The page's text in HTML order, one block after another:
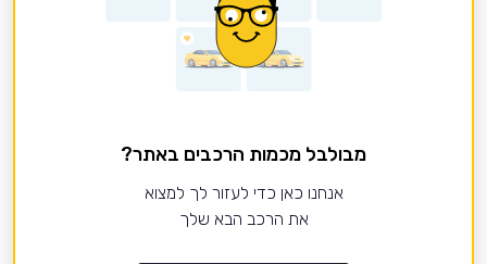
מבולבל מכמות הרכבים באתר?
אנחנו כאן כדי לעזור לך למצוא
את הרכב הבא שלך